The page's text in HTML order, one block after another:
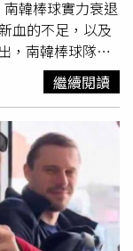
韓棒球實力衰退
血的不足，以及
，南韓棒球隊曾
經典賽曾2度擊敗
國奪得金牌，
是「阻擋日本隊
界棒球頂級賽事
實力差距。對
但我對韓國在預
中，韓國隊展現
化球卻很弱。雖然
投手能夠有效將
繼續閱讀